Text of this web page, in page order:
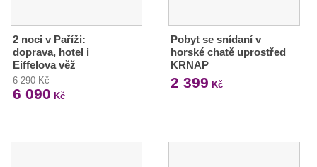
2 noci v Paříži:
doprava, hotel i
Eiffelova věž
6 290 Kč
6 090 Kč
Pobyt se snídaní v
horské chatě uprostřed
KRNAP
2 399 Kč